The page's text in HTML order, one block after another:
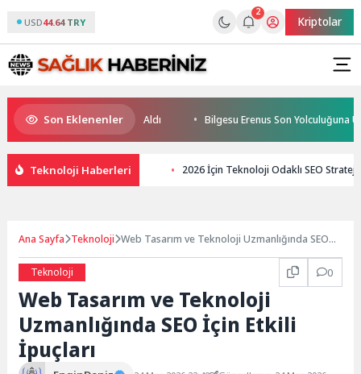
USD44.64 TRY
2
Kriptolar
Son Eklenenler
Sertifikalarını Aldı Bilgesu Erenus Son Yolculuğuna
Teknoloji Haberleri 2026 İçin Teknoloji Odaklı SEO
Ana Sayfa Teknoloji Web Tasarım ve Teknoloji Uzmanlığında SEO
Teknoloji
0
Web Tasarım ve Teknoloji
Uzmanlığında SEO İçin Etkili
İpuçları